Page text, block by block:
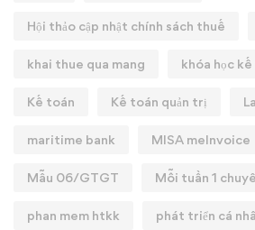
Hội thảo cập nhật chính sách thuế
khai thue qua mang khóa học
Kế toán Kế toán quản trị
maritime bank MISA meInvoice
Mẫu 06/GTGT Mỗi tuần 1
phan mem htkk phát triển cá